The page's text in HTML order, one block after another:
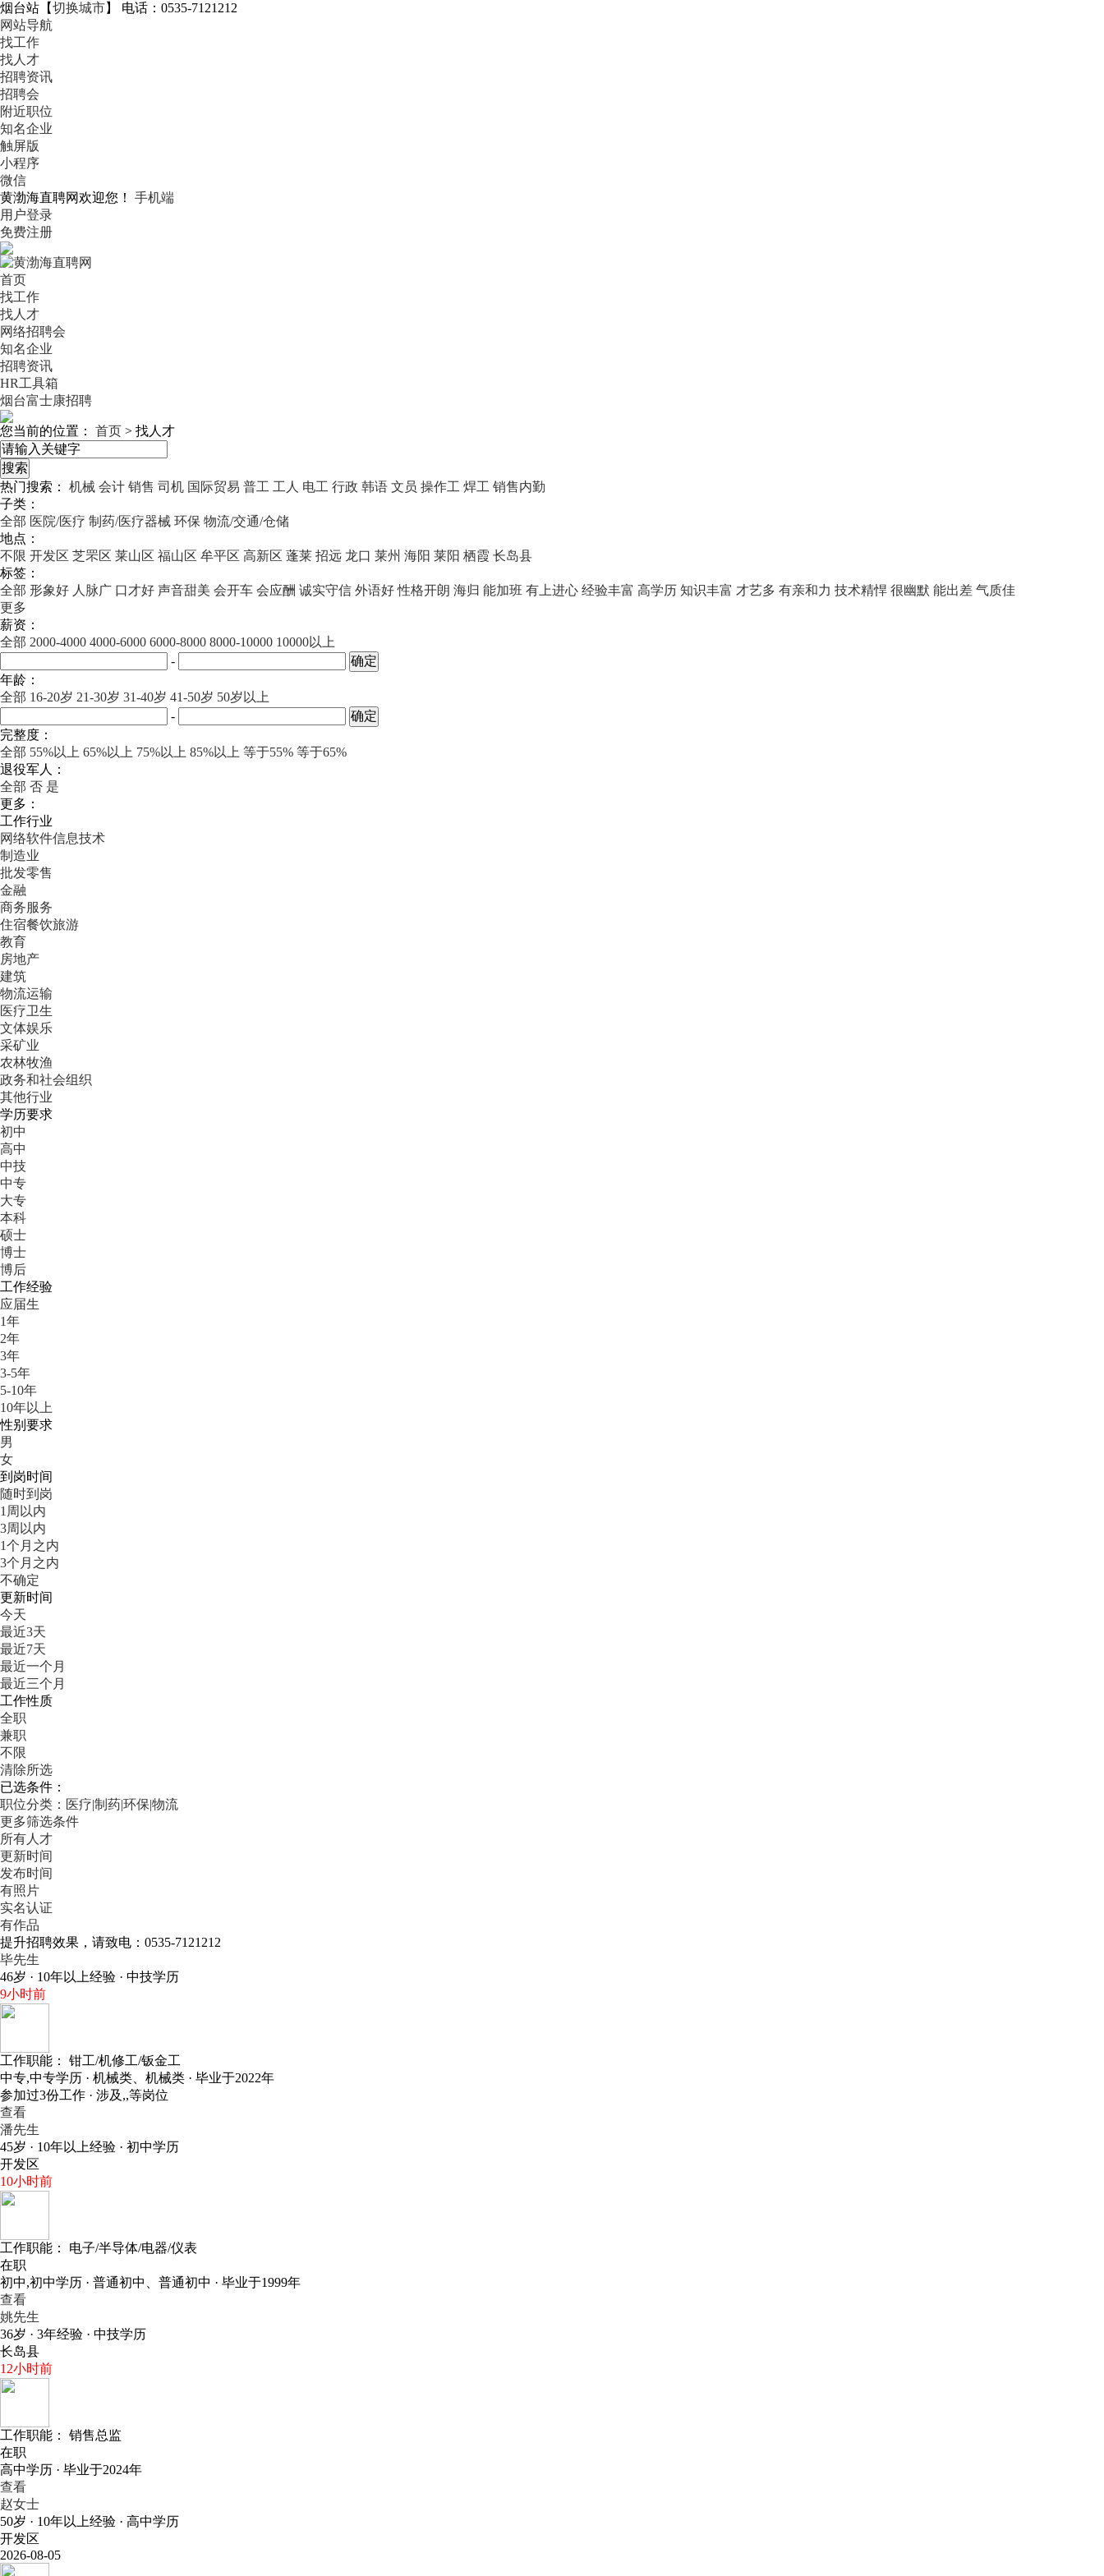
烟台站 【切换城市】
电话：0535-7121212
网站导航
找工作
找人才
招聘资讯
招聘会
附近职位
知名企业
触屏版
小程序
微信
黄渤海直聘网欢迎您！
手机端
用户登录
免费注册
首页
找工作
找人才
网络招聘会
知名企业
招聘资讯
HR工具箱
烟台富士康招聘
您当前的位置： 首页 > 找人才
热门搜索： 机械 会计 销售 司机 国际贸易 普工 工人 电工 行政 韩语 文员 操作工 焊工 销售内勤
子类：
全部 医院/医疗 制药/医疗器械 环保 物流/交通/仓储
地点：
不限 开发区 芝罘区 莱山区 福山区 牟平区 高新区 蓬莱 招远 龙口 莱州 海阳 莱阳 栖霞 长岛县
标签：
全部 形象好 人脉广 口才好 声音甜美 会开车 会应酬 诚实守信 外语好 性格开朗 海归 能加班 有上进心 经验丰富 高学历 知识丰富 才艺多 有亲和力 技术精悍 很幽默 能出差 气质佳
更多
薪资：
全部 2000-4000 4000-6000 6000-8000 8000-10000 10000以上
-
年龄：
全部 16-20岁 21-30岁 31-40岁 41-50岁 50岁以上
-
完整度：
全部 55%以上 65%以上 75%以上 85%以上 等于55% 等于65%
退役军人：
全部 否 是
更多：
工作行业
网络软件信息技术
制造业
批发零售
金融
商务服务
住宿餐饮旅游
教育
房地产
建筑
物流运输
医疗卫生
文体娱乐
采矿业
农林牧渔
政务和社会组织
其他行业
学历要求
初中
高中
中技
中专
大专
本科
硕士
博士
博后
工作经验
应届生
1年
2年
3年
3-5年
5-10年
10年以上
性别要求
男
女
到岗时间
随时到岗
1周以内
3周以内
1个月之内
3个月之内
不确定
更新时间
今天
最近3天
最近7天
最近一个月
最近三个月
工作性质
全职
兼职
不限
清除所选
已选条件：
职位分类：医疗|制药|环保|物流
更多筛选条件
所有人才
更新时间
发布时间
有照片
实名认证
有作品
提升招聘效果，请致电：0535-7121212
毕先生
46岁 · 10年以上经验 · 中技学历
9小时前
工作职能： 钳工/机修工/钣金工
中专,中专学历 · 机械类、机械类 · 毕业于2022年
参加过3份工作 · 涉及,,等岗位
查看
潘先生
45岁 · 10年以上经验 · 初中学历
开发区
10小时前
工作职能： 电子/半导体/电器/仪表
在职
初中,初中学历 · 普通初中、普通初中 · 毕业于1999年
查看
姚先生
36岁 · 3年经验 · 中技学历
长岛县
12小时前
工作职能： 销售总监
在职
高中学历 · 毕业于2024年
查看
赵女士
50岁 · 10年以上经验 · 高中学历
开发区
2026-08-05